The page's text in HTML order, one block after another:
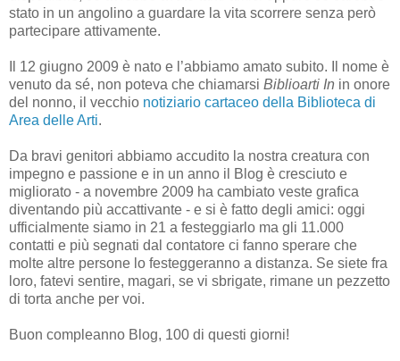
stato in un angolino a guardare la vita scorrere senza però
partecipare attivamente.
Il 12 giugno 2009 è nato e l’abbiamo amato subito. Il nome è
venuto da sé, non poteva che chiamarsi Biblioarti In in onore
del nonno, il vecchio notiziario cartaceo della Biblioteca di
Area delle Arti.
Da bravi genitori abbiamo accudito la nostra creatura con
impegno e passione e in un anno il Blog è cresciuto e
migliorato - a novembre 2009 ha cambiato veste grafica
diventando più accattivante - e si è fatto degli amici: oggi
ufficialmente siamo in 21 a festeggiarlo ma gli 11.000
contatti e più segnati dal contatore ci fanno sperare che
molte altre persone lo festeggeranno a distanza. Se siete fra
loro, fatevi sentire, magari, se vi sbrigate, rimane un pezzetto
di torta anche per voi.
Buon compleanno Blog, 100 di questi giorni!